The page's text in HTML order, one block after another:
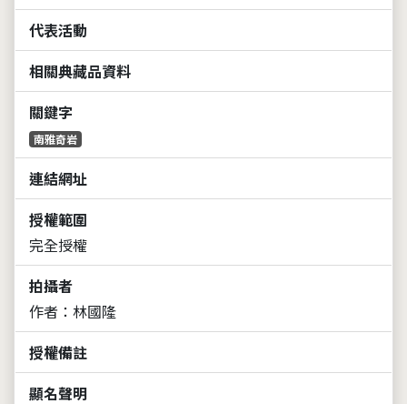
代表活動
相關典藏品資料
關鍵字
南雅奇岩
連結網址
授權範圍
完全授權
拍攝者
作者：林國隆
授權備註
顯名聲明